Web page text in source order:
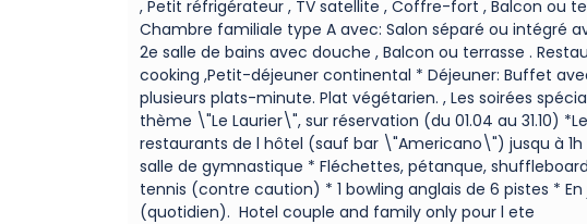
, Petit réfrigérateur , TV satellite , Coffre-fort , Balcon ou
Chambre familiale type A avec: Salon séparé ou intégré
2e salle de bains avec douche , Balcon ou terrasse .
cooking ,Petit-déjeuner continental * Déjeuner: Buffet
plusieurs plats-minute. Plat végétarien. , Les soirées
thème \"Le Laurier\", sur réservation (du 01.04 au 31.10)
restaurants de l hôtel (sauf bar \"Americano\") jusqu à
salle de gymnastique * Fléchettes, pétanque,
tennis (contre caution) * 1 bowling anglais de 6 pistes *
(quotidien). Hotel couple and family only pour l ete